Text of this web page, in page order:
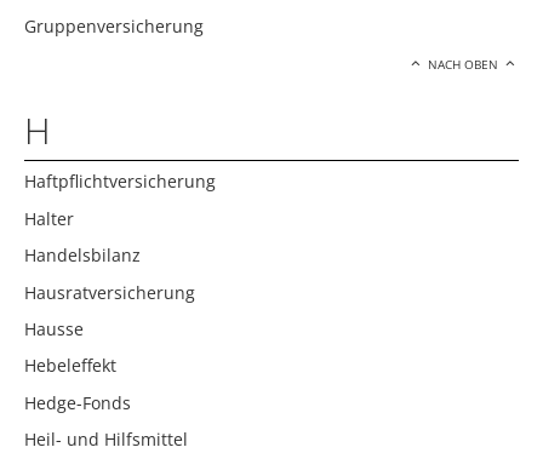
Gruppenversicherung
NACH OBEN
H
Haftpflichtversicherung
Halter
Handelsbilanz
Hausratversicherung
Hausse
Hebeleffekt
Hedge-Fonds
Heil- und Hilfsmittel